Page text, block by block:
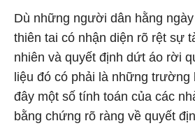
Dù những người dân hằng
thiên tai có nhận diện rõ rệt sự
nhiên và quyết định dứt áo rời
liệu đó có phải là những
đây một số tính toán của các
bằng chứng rõ ràng về quyết